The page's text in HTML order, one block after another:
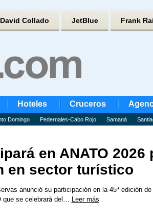
David Collado JetBlue Frank
Hoteles Cruceros
Domingo Pedernales-Cabo Rojo Samaná
en ANATO 2026
en sector turístico
anunció su participación en la 45ª edición
que se celebrará del… Leer más